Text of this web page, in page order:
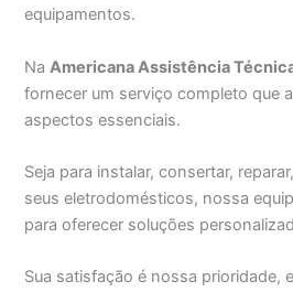
equipamentos.
Na Americana Assistência
fornecer um serviço completo que
aspectos essenciais.
Seja para instalar, consertar,
seus eletrodomésticos, nossa
para oferecer soluções
Sua satisfação é nossa prioridade,